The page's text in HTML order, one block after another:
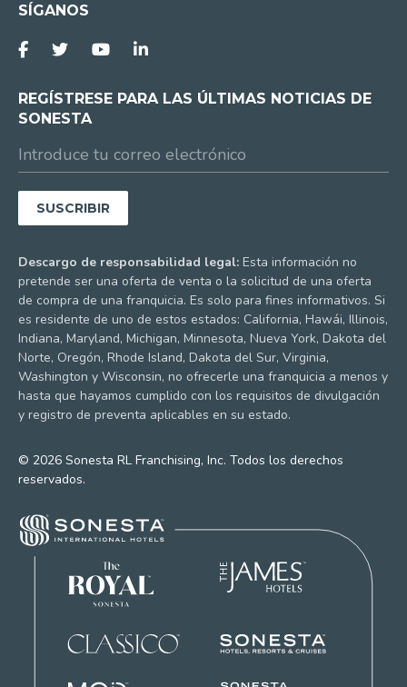
SÍGANOS
REGÍSTRESE PARA LAS ÚLTIMAS NOTICIAS DE
SONESTA
Descargo de responsabilidad legal: Esta información no
pretende ser una oferta de venta o la solicitud de una oferta
de compra de una franquicia. Es solo para fines informativos. Si
es residente de uno de estos estados: California, Hawái, Illinois,
Indiana, Maryland, Michigan, Minnesota, Nueva York, Dakota del
Norte, Oregón, Rhode Island, Dakota del Sur, Virginia,
Washington y Wisconsin, no ofrecerle una franquicia a menos y
hasta que hayamos cumplido con los requisitos de divulgación
y registro de preventa aplicables en su estado.
© 2026 Sonesta RL Franchising, Inc. Todos los derechos
reservados.